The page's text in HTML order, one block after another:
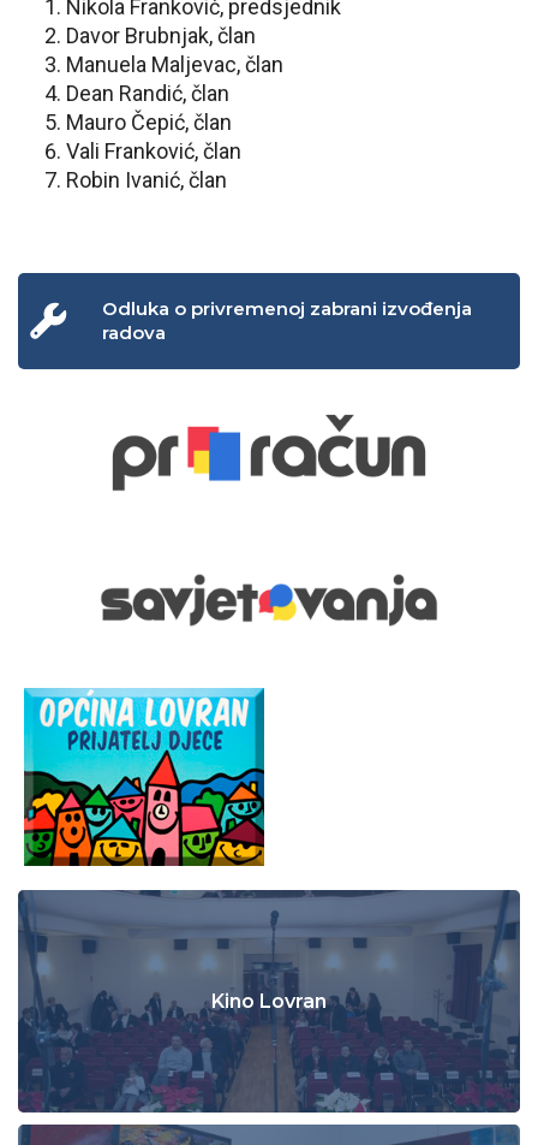
Nikola Franković, predsjednik
Davor Brubnjak, član
Manuela Maljevac, član
Dean Randić, član
Mauro Čepić, član
Vali Franković, član
Robin Ivanić, član
Odluka o privremenoj zabrani izvođenja
radova
Kino Lovran